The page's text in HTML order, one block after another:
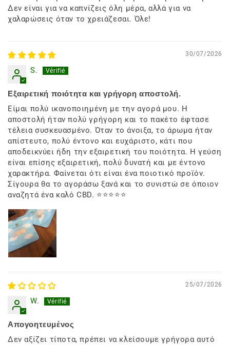
Δεν είναι για να καπνίζεις όλη μέρα, αλλά για να
χαλαρώσεις όταν το χρειάζεσαι. Όλε!
30/07/2026
S.
Εξαιρετική ποιότητα και γρήγορη αποστολή.
Είμαι πολύ ικανοποιημένη με την αγορά μου. Η
αποστολή ήταν πολύ γρήγορη και το πακέτο έφτασε
τέλεια συσκευασμένο. Όταν το άνοιξα, το άρωμα ήταν
απίστευτο, πολύ έντονο και ευχάριστο, κάτι που
αποδεικνύει ήδη την εξαιρετική του ποιότητα. Η γεύση
είναι επίσης εξαιρετική, πολύ δυνατή και με έντονο
χαρακτήρα. Φαίνεται ότι είναι ένα ποιοτικό προϊόν.
Σίγουρα θα το αγοράσω ξανά και το συνιστώ σε όποιον
αναζητά ένα καλό CBD. ⭐⭐⭐⭐⭐
25/07/2026
W.
Απογοητευμένος
Δεν αξίζει τίποτα, πρέπει να κλείσουμε γρήγορα αυτό